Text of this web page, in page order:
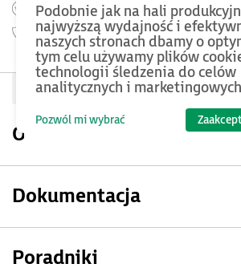
Możesz zwrócić produktdo 14 dni.
Gwarancja24 miesięcy
Oceń produkt
Opis produktu
Dokumentacja
Poradniki
Podobnie jak na hali
najwyższą wydajność i
naszych stronach dbamy o
tym celu używamy plików
technologii śledzenia do celów
analitycznych i
Pozwól mi wybrać